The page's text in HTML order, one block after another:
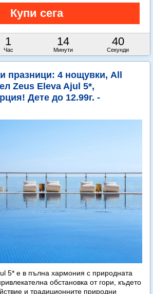
1
Час
14
Минути
38
Секунди
празници: 4 нощувки, All
Zeus Eleva Ajul 5*,
Дете до 12.99г. -
5* е в пълна хармония с природната
обстановка от гори, където
и традиционните природни